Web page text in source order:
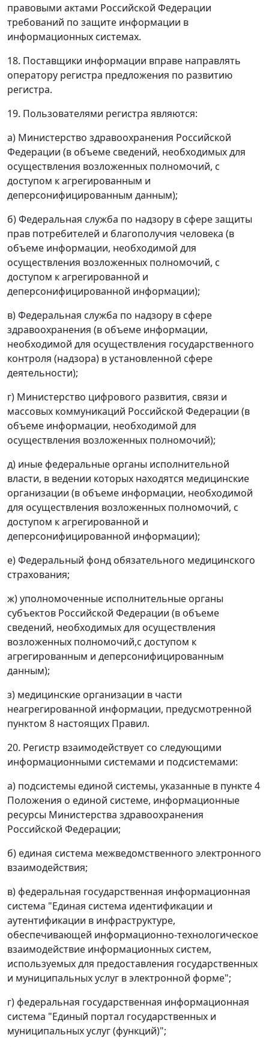
правовыми актами Российской Федерации
требований по защите информации в
информационных системах.
18. Поставщики информации вправе направлять
оператору регистра предложения по развитию
регистра.
19. Пользователями регистра являются:
а) Министерство здравоохранения Российской
Федерации (в объеме сведений, необходимых для
осуществления возложенных полномочий, с
доступом к агрегированным и
деперсонифицированным данным);
б) Федеральная служба по надзору в сфере защиты
прав потребителей и благополучия человека (в
объеме информации, необходимой для
осуществления возложенных полномочий, с
доступом к агрегированной и
деперсонифицированной информации);
в) Федеральная служба по надзору в сфере
здравоохранения (в объеме информации,
необходимой для осуществления государственного
контроля (надзора) в установленной сфере
деятельности);
г) Министерство цифрового развития, связи и
массовых коммуникаций Российской Федерации (в
объеме информации, необходимой для
осуществления возложенных полномочий);
д) иные федеральные органы исполнительной
власти, в ведении которых находятся медицинские
организации (в объеме информации, необходимой
для осуществления возложенных полномочий, с
доступом к агрегированной и
деперсонифицированной информации);
е) Федеральный фонд обязательного медицинского
страхования;
ж) уполномоченные исполнительные органы
субъектов Российской Федерации (в объеме
сведений, необходимых для осуществления
возложенных полномочий,с доступом к
агрегированным и деперсонифицированным
данным);
з) медицинские организации в части
неагрегированной информации, предусмотренной
пунктом 8 настоящих Правил.
20. Регистр взаимодействует со следующими
информационными системами и подсистемами:
а) подсистемы единой системы, указанные в пункте 4
Положения о единой системе, информационные
ресурсы Министерства здравоохранения
Российской Федерации;
б) единая система межведомственного электронного
взаимодействия;
в) федеральная государственная информационная
система "Единая система идентификации и
аутентификации в инфраструктуре,
обеспечивающей информационно-технологическое
взаимодействие информационных систем,
используемых для предоставления государственных
и муниципальных услуг в электронной форме";
г) федеральная государственная информационная
система "Единый портал государственных и
муниципальных услуг (функций)";